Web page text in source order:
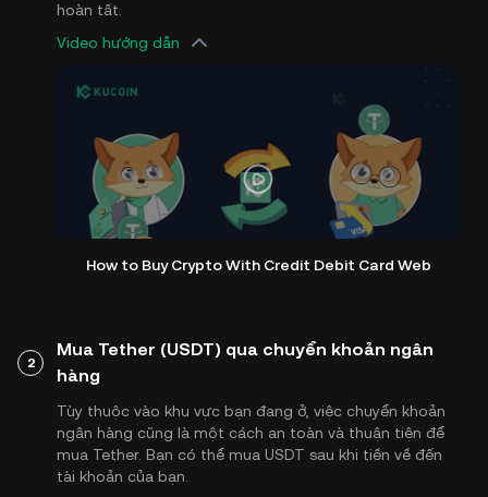
hoàn tất.
Video hướng dẫn
How to Buy Crypto With Credit Debit Card Web
2
Mua Tether (USDT) qua chuyển khoản ngân
hàng
Tùy thuộc vào khu vực bạn đang ở, việc chuyển khoản
ngân hàng cũng là một cách an toàn và thuận tiện để
mua Tether. Bạn có thể mua USDT sau khi tiền về đến
tài khoản của bạn.